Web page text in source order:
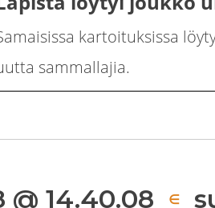
kartoituksissa
sammallajia.
14.40.08 ∈